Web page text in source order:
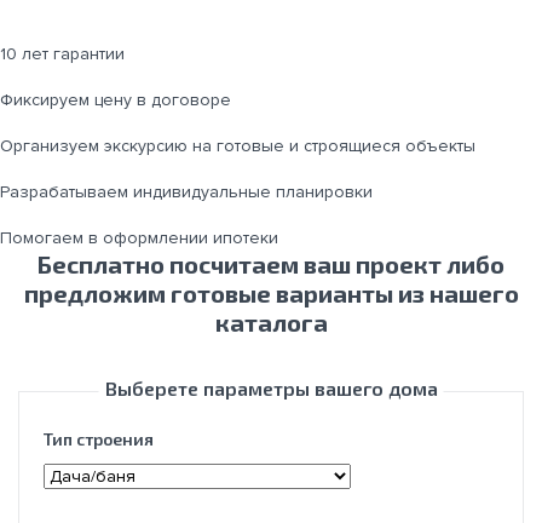
10 лет гарантии
Фиксируем цену в договоре
Организуем экскурсию на готовые и строящиеся объекты
Разрабатываем индивидуальные планировки
Помогаем в оформлении ипотеки
Бесплатно посчитаем ваш проект либо
предложим готовые варианты из нашего
каталога
Выберете параметры вашего дома
Тип строения